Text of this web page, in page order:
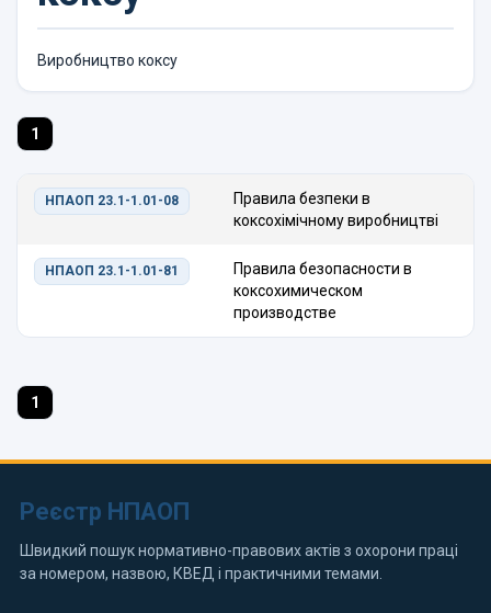
Виробництво коксу
1
НПАОП 23.1-1.01-08
Правила безпеки в
коксохімічному виробництві
НПАОП 23.1-1.01-81
Правила безопасности в
коксохимическом
производстве
1
Реєстр НПАОП
Швидкий пошук нормативно-правових актів з охорони праці
за номером, назвою, КВЕД і практичними темами.